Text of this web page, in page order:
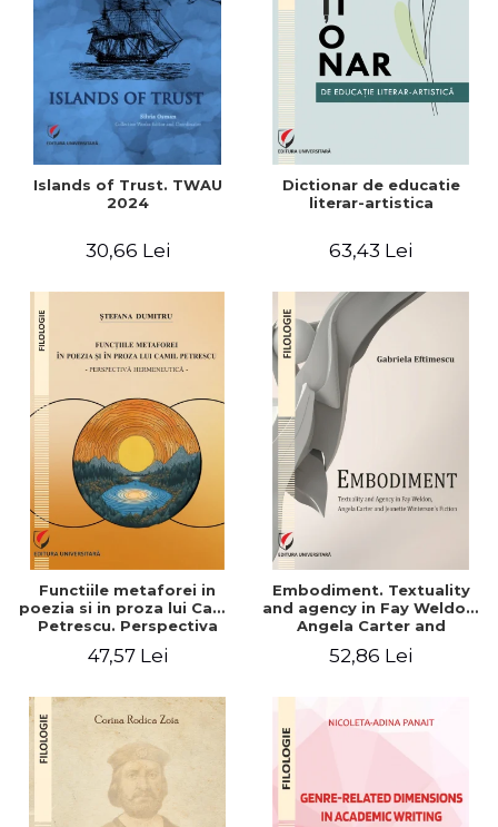
Islands of Trust. TWAU
2024
30,66 Lei
Dictionar de educatie
literar-artistica
63,43 Lei
Functiile metaforei in
poezia si in proza lui Camil
Petrescu. Perspectiva
47,57 Lei
Embodiment. Textuality
and agency in Fay Weldon,
Angela Carter and
fiction
52,86 Lei